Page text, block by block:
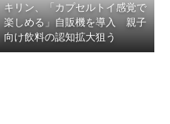
キリン、「カプセルトイ感覚で
楽しめる」自販機を導入 親子
向け飲料の認知拡大狙う